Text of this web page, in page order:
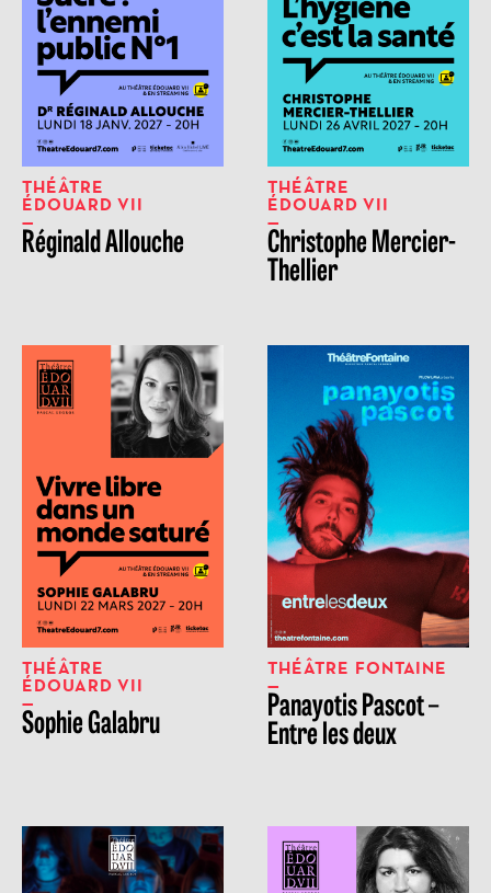
THÉÂTRE
ÉDOUARD VII
Réginald Allouche
THÉÂTRE
ÉDOUARD VII
Christophe Mercier-
Thellier
THÉÂTRE
ÉDOUARD VII
Sophie Galabru
THÉÂTRE FONTAINE
Panayotis Pascot –
Entre les deux